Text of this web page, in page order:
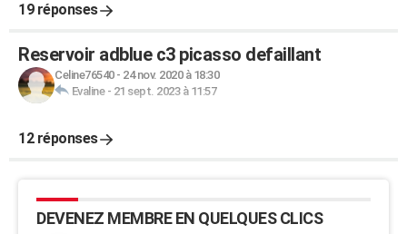
19 réponses
Reservoir adblue c3 picasso defaillant
Celine76540- 24 nov. 2020 à 18:30
Evaline- 21 sept. 2023 à 11:57
12 réponses
DEVENEZ MEMBRE EN QUELQUES CLICS